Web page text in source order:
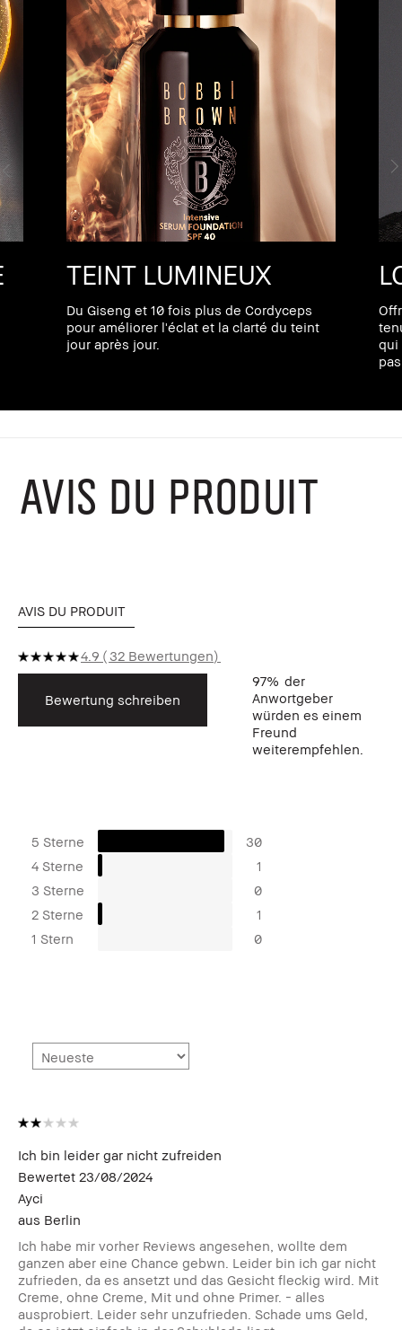
TEINT LUMINEUX
Du Giseng et 10 fois plus de Cordyceps
pour améliorer l'éclat et la clarté du teint
jour après jour.
qui
AVIS DU PRODUIT
AVIS DU PRODUIT
4.9 32 Bewertungen
Bewertung schreiben
97% der
Anwortgeber
würden es einem
Freund
weiterempfehlen.
5 Sterne
30
4 Sterne
1
3 Sterne
0
2 Sterne
1
1 Stern
0
Ich bin leider gar nicht zufreiden
Bewertet 23/08/2024
Ayci
aus Berlin
Ich habe mir vorher Reviews angesehen, wollte dem
ganzen aber eine Chance gebwn. Leider bin ich gar nicht
zufrieden, da es ansetzt und das Gesicht fleckig wird. Mit
Creme, ohne Creme, Mit und ohne Primer. - alles
ausprobiert. Leider sehr unzufrieden. Schade ums Geld,